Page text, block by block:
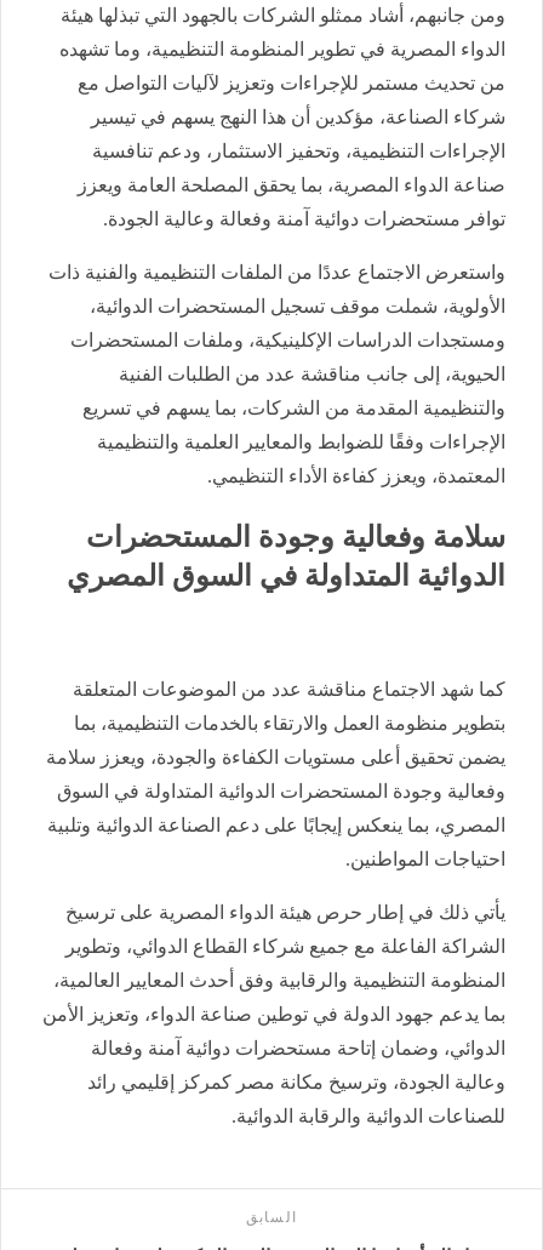
ومن جانبهم، أشاد ممثلو الشركات بالجهود التي تبذلها هيئة
الدواء المصرية في تطوير المنظومة التنظيمية، وما تشهده
من تحديث مستمر للإجراءات وتعزيز لآليات التواصل مع
شركاء الصناعة، مؤكدين أن هذا النهج يسهم في تيسير
الإجراءات التنظيمية، وتحفيز الاستثمار، ودعم تنافسية
صناعة الدواء المصرية، بما يحقق المصلحة العامة ويعزز
توافر مستحضرات دوائية آمنة وفعالة وعالية الجودة.
واستعرض الاجتماع عددًا من الملفات التنظيمية والفنية ذات
الأولوية، شملت موقف تسجيل المستحضرات الدوائية،
ومستجدات الدراسات الإكلينيكية، وملفات المستحضرات
الحيوية، إلى جانب مناقشة عدد من الطلبات الفنية
والتنظيمية المقدمة من الشركات، بما يسهم في تسريع
الإجراءات وفقًا للضوابط والمعايير العلمية والتنظيمية
المعتمدة، ويعزز كفاءة الأداء التنظيمي.
سلامة وفعالية وجودة المستحضرات
الدوائية المتداولة في السوق المصري
كما شهد الاجتماع مناقشة عدد من الموضوعات المتعلقة
بتطوير منظومة العمل والارتقاء بالخدمات التنظيمية، بما
يضمن تحقيق أعلى مستويات الكفاءة والجودة، ويعزز سلامة
وفعالية وجودة المستحضرات الدوائية المتداولة في السوق
المصري، بما ينعكس إيجابًا على دعم الصناعة الدوائية وتلبية
احتياجات المواطنين.
يأتي ذلك في إطار حرص هيئة الدواء المصرية على ترسيخ
الشراكة الفاعلة مع جميع شركاء القطاع الدوائي، وتطوير
المنظومة التنظيمية والرقابية وفق أحدث المعايير العالمية،
بما يدعم جهود الدولة في توطين صناعة الدواء، وتعزيز الأمن
الدوائي، وضمان إتاحة مستحضرات دوائية آمنة وفعالة
وعالية الجودة، وترسيخ مكانة مصر كمركز إقليمي رائد
للصناعات الدوائية والرقابة الدوائية.
السابق